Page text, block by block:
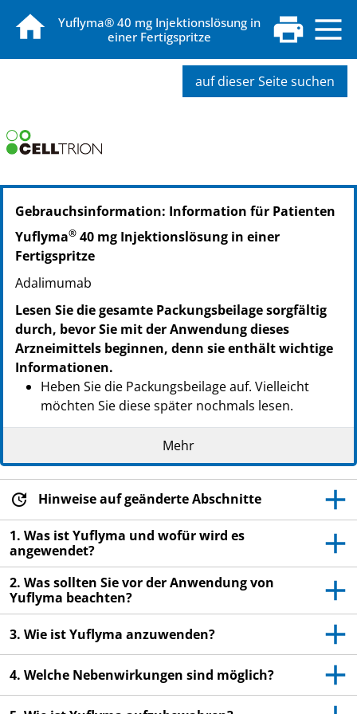
Yuflyma® 40 mg Injektionslösung in
einer Fertigspritze
auf dieser Seite suchen
PZN: 16847721
PPN: 111684772187
PZN: 16847744
PPN: 111684774443
Gebrauchsinformation: Information für Patienten
Yuflyma® 40 mg Injektionslösung in einer
Fertigspritze
Adalimumab
Lesen Sie die gesamte Packungsbeilage sorgfältig
durch, bevor Sie mit der Anwendung dieses
Arzneimittels beginnen, denn sie enthält wichtige
Informationen.
Heben Sie die Packungsbeilage auf. Vielleicht
möchten Sie diese später nochmals lesen.
Ihr Arzt wird Ihnen auch einenPatientenpass
aushändigen, der wichtige Informationen zur
Sicherheit enthält, die Sie vor und während der
Behandlung mit Yuflyma beachten sollten. Sie
sollten diesenPatientenpasswährend Ihrer
Behandlung und für 4 Monate nach Ihrer letzten
Injektion von Yuflyma mit sich führen.
Wenn Sie weitere Fragen haben, wenden Sie sich
an Ihren Arzt oder Apotheker.
verschrieben. Geben Sie es nicht an Dritte weiter.
Es kann anderen Menschen schaden, auch wenn
diese die gleichen Beschwerden haben wie Sie.
Wenn Sie Nebenwirkungen bemerken, wenden Sie
Mehr
Hinweise auf geänderte Abschnitte
1. Was ist Yuflyma und wofür wird es
angewendet?
2. Was sollten Sie vor der Anwendung von
Yuflyma beachten?
3. Wie ist Yuflyma anzuwenden?
4. Welche Nebenwirkungen sind möglich?